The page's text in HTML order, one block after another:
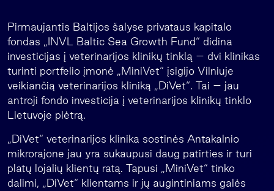
Pirmaujantis Baltijos šalyse privataus kapitalo
fondas „INVL Baltic Sea Growth Fund“ didina
investicijas į veterinarijos klinikų tinklą – dvi klinikas
turinti portfelio įmonė „MiniVet“ įsigijo Vilniuje
veikiančią veterinarijos kliniką „DiVet“. Tai – jau
antroji fondo investicija į veterinarijos klinikų tinklo
Lietuvoje plėtrą.
„DiVet“ veterinarijos klinika sostinės Antakalnio
mikrorajone jau yra sukaupusi daug patirties ir turi
platų lojalių klientų ratą. Tapusi „MiniVet“ tinko
dalimi, „DiVet“ klientams ir jų augintiniams galės